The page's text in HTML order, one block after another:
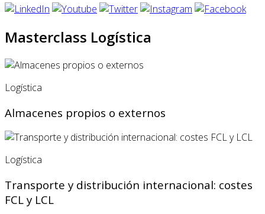
Masterclass Logística
Logística
Almacenes propios o externos
Logística
Transporte y distribución internacional: costes
FCL y LCL